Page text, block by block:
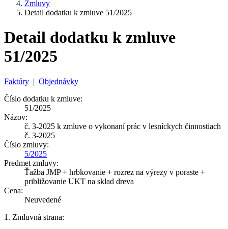
Zmluvy
Detail dodatku k zmluve 51/2025
Detail dodatku k zmluve
51/2025
Faktúry | Objednávky
Číslo dodatku k zmluve:
51/2025
Názov:
č. 3-2025 k zmluve o vykonaní prác v lesníckych činnostiach
č. 3-2025
Číslo zmluvy:
5/2025
Predmet zmluvy:
Ťažba JMP + hrbkovanie + rozrez na výrezy v poraste +
približovanie UKT na sklad dreva
Cena:
Neuvedené
1. Zmluvná strana: